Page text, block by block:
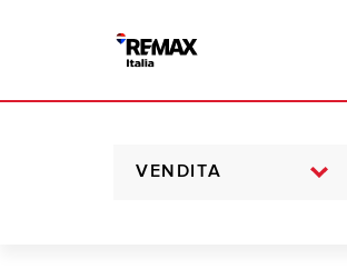
VENDITA